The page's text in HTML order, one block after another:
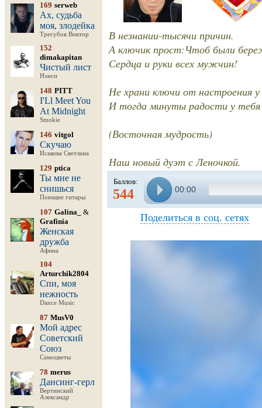
169 serweb
Ах, судьба
моя, злодейка
Трегубов Виктор
152
dimakapitan
Чистый лист
Нэнси
148 PITT
I'Ll Meet You
At Midnight
Smokie
146 vitgol
Скучаю
Исакова Светлана
129 ptica
Ты мне не
снишься
Поющие гитары
107 Galina_
&
Grafinia
Женская
дружба
Афина
104
Arturchik2804
Спи, моя
нежность
Dance Music
87 MusV0
Мой адрес
Советский
Союз
Самоцветы
78 merus
Дансинг-герл
Вертинский
Александр
В незнании-тысячи причин.
А ключик прост:Чтоб были
Сердца и руки всех мужчин!
Не храни ключи от настроения у
И тогда минуты радости у
(Восточная мудрость)
Наш новый дуэт с Леночкой.
Баллов:
544 00:00
Поделиться в соц. сетях